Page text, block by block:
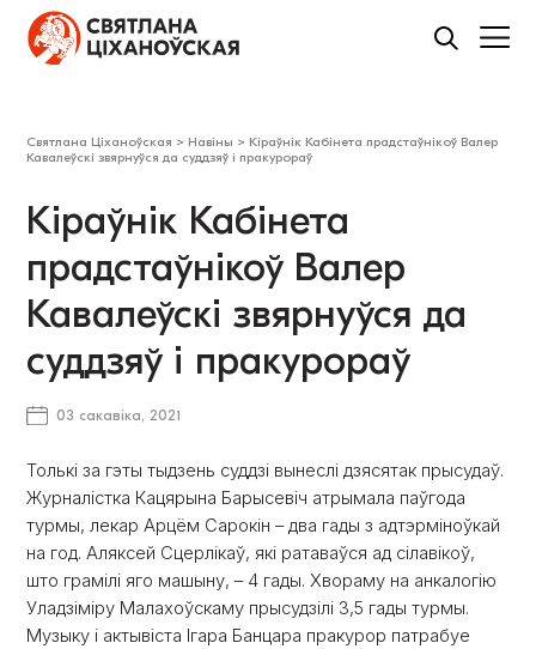
Святлана Ціханоўская > Навіны > Кіраўнік Кабінета прадстаўнікоў Валер
Кавалеўскі звярнуўся да суддзяў і пракурораў
Кіраўнік Кабінета
прадстаўнікоў Валер
Кавалеўскі звярнуўся да
суддзяў і пракурораў
03 сакавіка, 2021
Толькі за гэты тыдзень суддзі вынеслі дзясятак прысудаў.
Журналістка Кацярына Барысевіч атрымала паўгода
турмы, лекар Арцём Сарокін – два гады з адтэрміноўкай
на год. Аляксей Сцерлікаў, які ратаваўся ад сілавікоў,
што грамілі яго машыну, – 4 гады. Хвораму на анкалогію
Уладзіміру Малахоўскаму прысудзілі 3,5 гады турмы.
Музыку і актывіста Ігара Банцара пракурор патрабуе